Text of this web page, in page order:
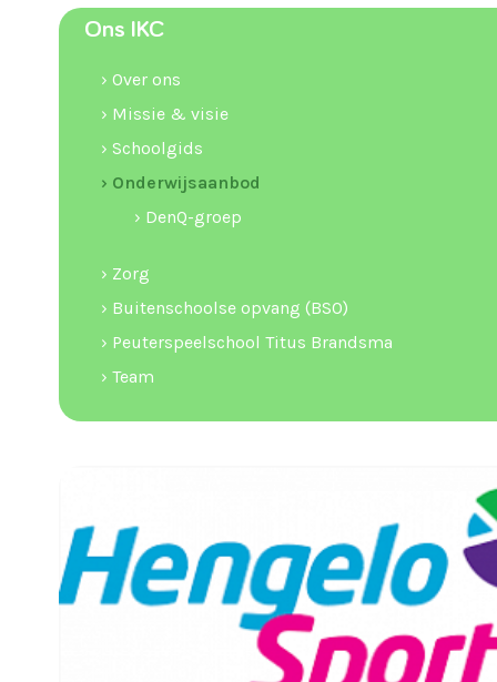
Ons IKC
› Over ons
› Missie & visie
› Schoolgids
› Onderwijsaanbod
› DenQ-groep
› Zorg
› Buitenschoolse opvang (BSO)
› Peuterspeelschool Titus Brandsma
› Team